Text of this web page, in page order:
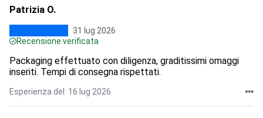
Patrizia O.
31 lug 2026
Recensione verificata
Packaging effettuato con diligenza, graditissimi omaggi
inseriti. Tempi di consegna rispettati.
Esperienza del: 16 lug 2026